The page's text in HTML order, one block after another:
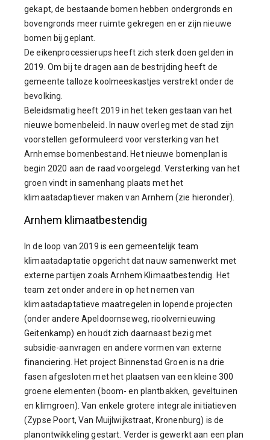
gekapt, de bestaande bomen hebben ondergronds en
bovengronds meer ruimte gekregen en er zijn nieuwe
bomen bij geplant.
De eikenprocessierups heeft zich sterk doen gelden in
2019. Om bij te dragen aan de bestrijding heeft de
gemeente talloze koolmeeskastjes verstrekt onder de
bevolking.
Beleidsmatig heeft 2019 in het teken gestaan van het
nieuwe bomenbeleid. In nauw overleg met de stad zijn
voorstellen geformuleerd voor versterking van het
Arnhemse bomenbestand. Het nieuwe bomenplan is
begin 2020 aan de raad voorgelegd. Versterking van het
groen vindt in samenhang plaats met het
klimaatadaptiever maken van Arnhem (zie hieronder).
Arnhem klimaatbestendig
In de loop van 2019 is een gemeentelijk team
klimaatadaptatie opgericht dat nauw samenwerkt met
externe partijen zoals Arnhem Klimaatbestendig. Het
team zet onder andere in op het nemen van
klimaatadaptatieve maatregelen in lopende projecten
(onder andere Apeldoornseweg, rioolvernieuwing
Geitenkamp) en houdt zich daarnaast bezig met
subsidie-aanvragen en andere vormen van externe
financiering. Het project Binnenstad Groen is na drie
fasen afgesloten met het plaatsen van een kleine 300
groene elementen (boom- en plantbakken, geveltuinen
en klimgroen). Van enkele grotere integrale initiatieven
(Zypse Poort, Van Muijlwijkstraat, Kronenburg) is de
planontwikkeling gestart. Verder is gewerkt aan een plan